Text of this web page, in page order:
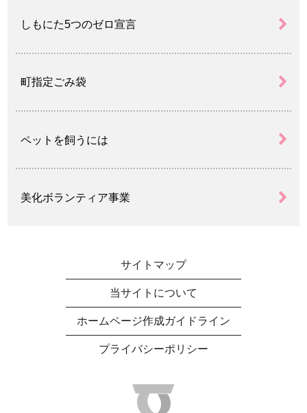
しもにた5つのゼロ宣言
町指定ごみ袋
ペットを飼うには
美化ボランティア事業
サイトマップ
当サイトについて
ホームページ作成ガイドライン
プライバシーポリシー